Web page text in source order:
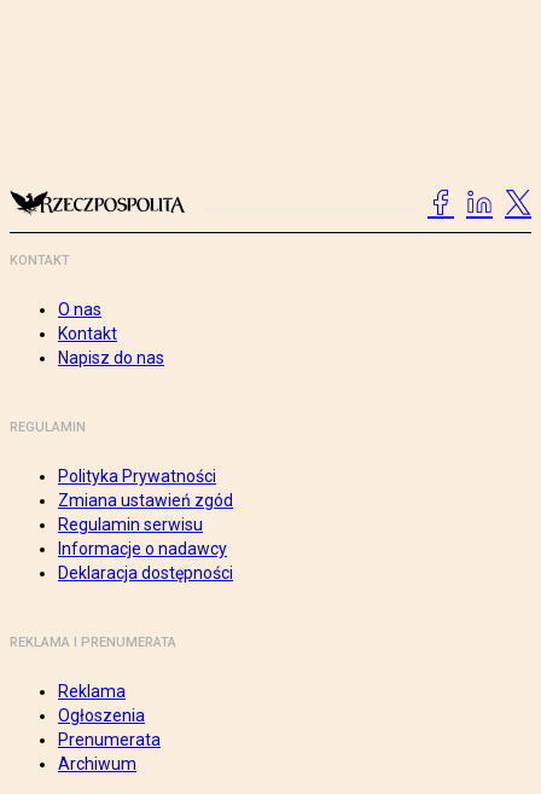
KONTAKT
O nas
Kontakt
Napisz do nas
REGULAMIN
Polityka Prywatności
Zmiana ustawień zgód
Regulamin serwisu
Informacje o nadawcy
Deklaracja dostępności
REKLAMA I PRENUMERATA
Reklama
Ogłoszenia
Prenumerata
Archiwum